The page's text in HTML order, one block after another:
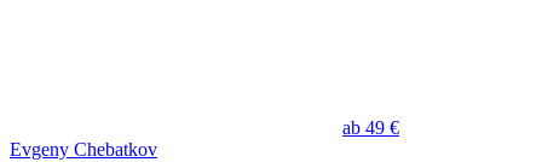
ab 49 €
Evgeny Chebatkov